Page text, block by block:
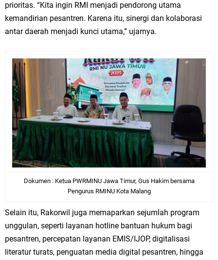
prioritas. “Kita ingin RMI menjadi pendorong utama
kemandirian pesantren. Karena itu, sinergi dan kolaborasi
antar daerah menjadi kunci utama,” ujarnya.
Dokumen : Ketua PWRMINU Jawa Timur, Gus Hakim bersama
Pengurus RMINU Kota Malang
Selain itu, Rakorwil juga memaparkan sejumlah program
unggulan, seperti layanan hotline bantuan hukum bagi
pesantren, percepatan layanan EMIS/IJOP, digitalisasi
literatur turats, penguatan media digital pesantren, hingga